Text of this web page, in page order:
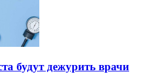
будут дежурить врачи